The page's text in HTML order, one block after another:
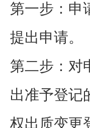
第一步：申
提出申请。
第二步：对
出准予登记
权出质变更